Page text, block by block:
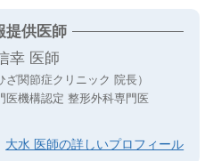
提供医師
幸 医師
ざ関節症クリニック 院長）
医機構認定 整形外科専門医
大水 医師の詳しいプロフィール